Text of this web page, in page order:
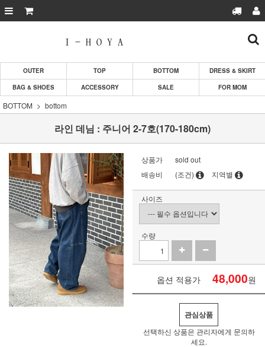
OUTER TOP BOTTOM
DRESS & SKIRT
BAG & SHOES
ACCESSORY SALE FOR MOM
BOTTOM bottom
라인 데님 : 주니어 2-7호(170-180cm)
상품가
sold out
배송비
(조건) 지역별
사이즈
수량
옵션 적용가 48,000원
관심상품
선택하신 상품은 관리자에게 문의하
세요.